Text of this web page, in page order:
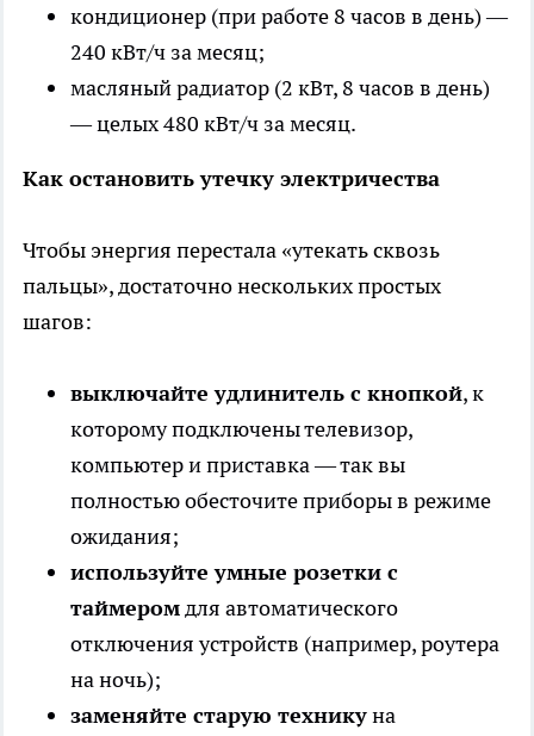
кондиционер (при работе 8 часов в день) —
240 кВт/ч за месяц;
масляный радиатор (2 кВт, 8 часов в день)
— целых 480 кВт/ч за месяц.
Как остановить утечку электричества
Чтобы энергия перестала «утекать сквозь
пальцы», достаточно нескольких простых
шагов:
выключайте удлинитель с кнопкой, к
которому подключены телевизор,
компьютер и приставка — так вы
полностью обесточите приборы в режиме
ожидания;
используйте умные розетки с
таймеромдля автоматического
отключения устройств (например, роутера
на ночь);
заменяйте старую техникуна